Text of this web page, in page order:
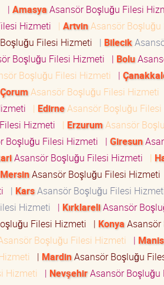
| AmasyaAsansör Boşluğu Filesi
Hizmeti | ArtvinAsansör Boşluğu
Filesi Hizmeti | Bilecik
Boşluğu Filesi Hizmeti | Bolu
Boşluğu Filesi Hizmeti |
ÇorumAsansör Boşluğu Filesi Hizmeti
| EdirneAsansör Boşluğu Filesi
Hizmeti | ErzurumAsansör
Boşluğu Filesi Hizmeti | Giresun
Asansör Boşluğu Filesi Hizmeti |
MersinAsansör Boşluğu Filesi Hizmeti
| KarsAsansör Boşluğu Filesi
Hizmeti | KırklareliAsansör
Filesi Hizmeti | KonyaAsansör
Boşluğu Filesi Hizmeti |
| MardinAsansör Boşluğu
Hizmeti | NevşehirAsansör Boşluğu